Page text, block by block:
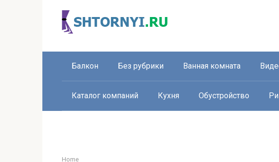
Балкон Без рубрики Ванная комната
Каталог компаний Кухня Обустройство
Home